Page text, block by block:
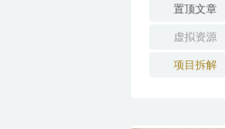
置顶文章
虚拟资源
项目拆解